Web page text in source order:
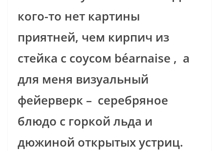
кого-то нет картины
приятней, чем кирпич из
стейка с соусом béarnaise , а
для меня визуальный
фейерверк – серебряное
блюдо с горкой льда и
дюжиной открытых устриц.